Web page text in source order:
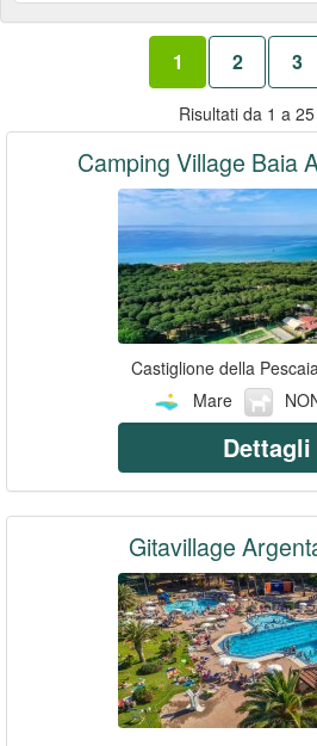
1 2 3
Risultati da 1 a
Camping Village Baia
Castiglione della
Mare
Dettagli
Gitavillage